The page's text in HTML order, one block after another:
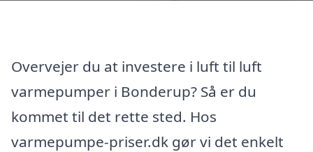
Overvejer du at investere i luft til luft
varmepumper i Bonderup? Så er du
kommet til det rette sted. Hos
varmepumpe-priser.dk gør vi det enkelt